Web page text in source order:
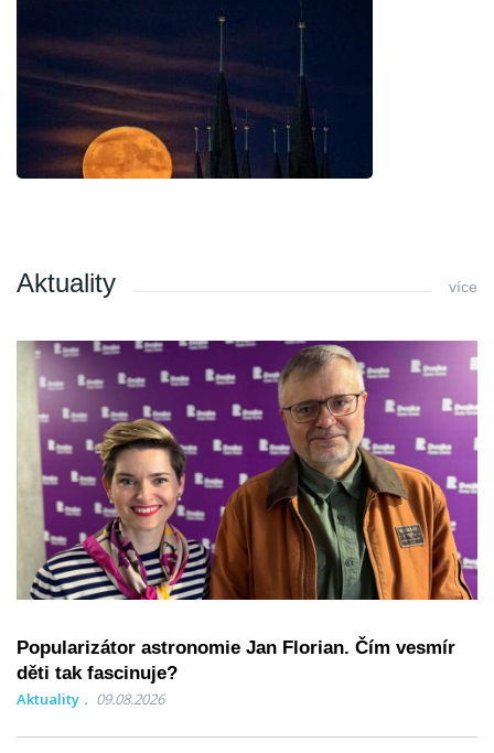
Aktuality více
Popularizátor astronomie Jan Florian. Čím vesmír
děti tak fascinuje?
Aktuality 09.08.2026